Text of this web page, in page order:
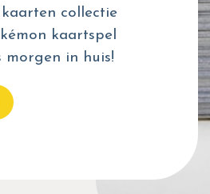
collectie
kaartspel
morgen in huis!